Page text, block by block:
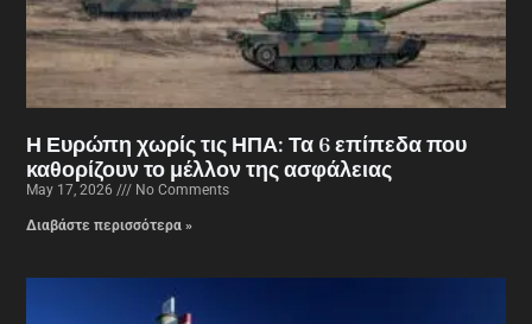
Η Ευρώπη χωρίς τις ΗΠΑ: Τα 6 επίπεδα που
καθορίζουν το μέλλον της ασφάλειας
May 17, 2026 No Comments
Διαβάστε περισσότερα »